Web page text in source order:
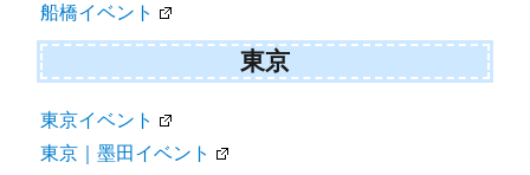
船橋イベント
東京
東京イベント
東京｜墨田イベント